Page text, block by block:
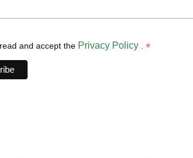
and accept the Privacy Policy *